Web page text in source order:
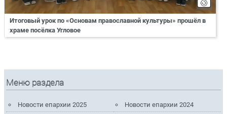
Итоговый урок по «Основам православной культуры» прошёл в
храме посёлка Угловое
Меню раздела
Новости епархии 2025
Новости епархии 2024